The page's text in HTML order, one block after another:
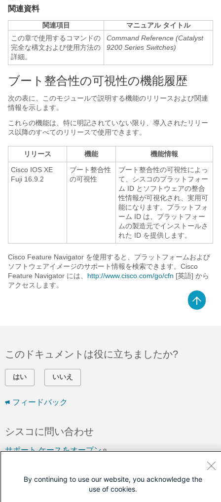
関連資料
関連項目
マニュアル タイトル
この章で使用するコマンドの
完全な構文および使用方法の
詳細。
Command Reference (Catalyst
9200 Series Switches)
ブート整合性の可視性の機能履歴
次の表に、このモジュールで説明する機能のリリースおよび関連
情報を示します。
これらの機能は、特に明記されていない限り、導入されたリリー
ス以降のすべてのリリースで使用できます。
リリース 機能
機能情報
Cisco IOS XE
Fuji 16.9.2
ブート整合性
の可視性
ブート整合性の可視性によっ
て、シスコのプラットフォー
ム ID とソフトウェアの整合
性情報が可視化され、実用可
能になります。プラットフォ
ーム ID は、プラットフォー
ムの製造元でインストールさ
れた ID を提供します。
Cisco Feature Navigator を使用すると、プラットフォームおよび
ソフトウェアイメージのサポート情報を検索できます。Cisco
Feature Navigator には、 http://www.cisco.com/go/cfn [英語] から
アクセスします。
このドキュメントは役に立ちましたか?
はい いいえ
フィードバック
シスコに問い合わせ
サポート ケースをオープン
By continuing to use our website, you acknowledge the
use of cookies.